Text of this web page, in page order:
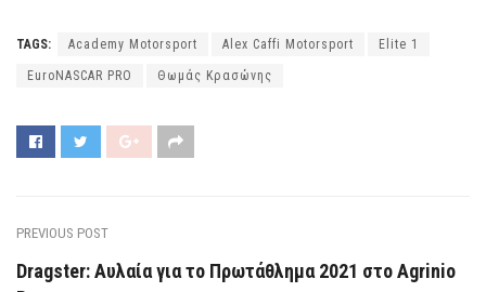
TAGS: Academy Motorsport Alex Caffi Motorsport Elite 1
EuroNASCAR PRO Θωμάς Κρασώνης
PREVIOUS POST
Dragster: Αυλαία για το Πρωτάθλημα 2021 στο Agrinio